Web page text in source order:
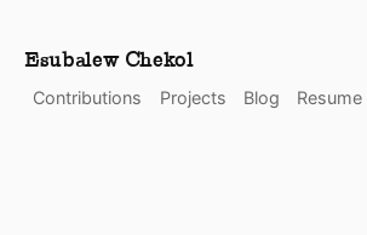
Esubalew Chekol
Contributions
Projects Blog Resume